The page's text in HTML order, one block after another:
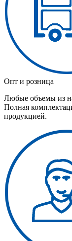
Опт и розница
Любые объемы из
Полная
продукцией.